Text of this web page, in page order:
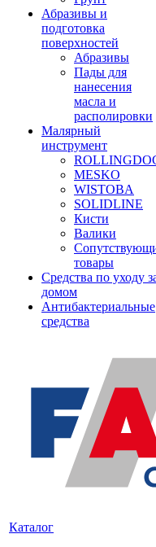
Абразивы и
подготовка
поверхностей
Абразивы
Пады для
нанесения
масла и
располировки
Малярный
инструмент
MESKO
WISTOBA
SOLIDLINE
Кисти
Валики
товары
Средства по уходу
домом
Антибактериальные
средства
Каталог